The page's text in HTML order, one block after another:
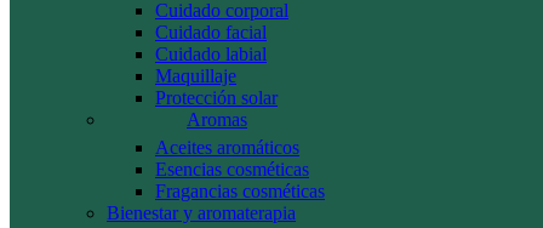
Cuidado corporal
Cuidado facial
Cuidado labial
Maquillaje
Protección solar
Aromas
Aceites aromáticos
Esencias cosméticas
Fragancias cosméticas
Bienestar y aromaterapia